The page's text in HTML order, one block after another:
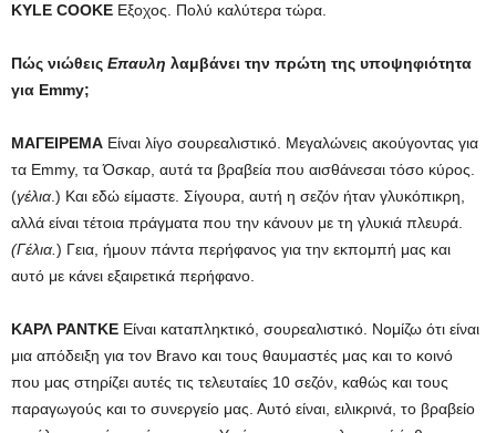
KYLE COOKE Εξοχος. Πολύ καλύτερα τώρα.
Πώς νιώθεις Επαυλη λαμβάνει την πρώτη της υποψηφιότητα
για Emmy;
ΜΑΓΕΙΡΕΜΑ Είναι λίγο σουρεαλιστικό. Μεγαλώνεις ακούγοντας για
τα Emmy, τα Όσκαρ, αυτά τα βραβεία που αισθάνεσαι τόσο κύρος.
(γέλια .) Και εδώ είμαστε. Σίγουρα, αυτή η σεζόν ήταν γλυκόπικρη,
αλλά είναι τέτοια πράγματα που την κάνουν με τη γλυκιά πλευρά.
(Γέλια. ) Γεια, ήμουν πάντα περήφανος για την εκπομπή μας και
αυτό με κάνει εξαιρετικά περήφανο.
ΚΑΡΛ ΡΑΝΤΚΕ Είναι καταπληκτικό, σουρεαλιστικό. Νομίζω ότι είναι
μια απόδειξη για τον Bravo και τους θαυμαστές μας και το κοινό
που μας στηρίζει αυτές τις τελευταίες 10 σεζόν, καθώς και τους
παραγωγούς και το συνεργείο μας. Αυτό είναι, ειλικρινά, το βραβείο